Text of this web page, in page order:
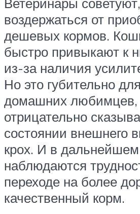
воздержаться от
дешевых кормов.
быстро привыкают к
из-за наличия
Но это губительно
домашних любимцев,
отрицательно
состоянии внешнего
крох. И в дальнейшем
наблюдаются
переходе на более
качественный корм.